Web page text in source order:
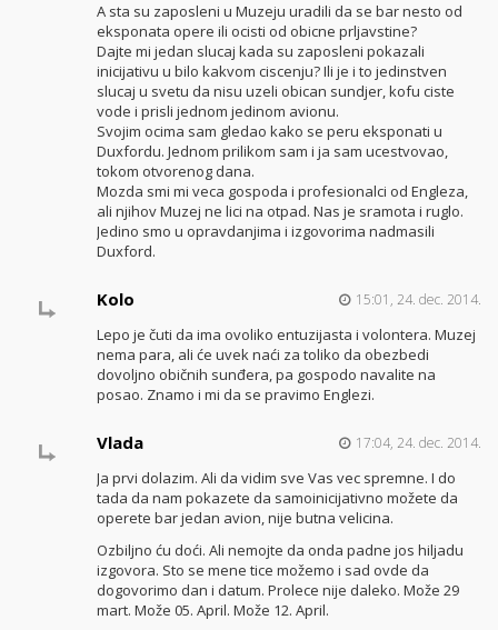
A sta su zaposleni u Muzeju uradili da se bar nesto od
eksponata opere ili ocisti od obicne prljavstine?
Dajte mi jedan slucaj kada su zaposleni pokazali
inicijativu u bilo kakvom ciscenju? Ili je i to jedinstven
slucaj u svetu da nisu uzeli obican sundjer, kofu ciste
vode i prisli jednom jedinom avionu.
Svojim ocima sam gledao kako se peru eksponati u
Duxfordu. Jednom prilikom sam i ja sam ucestvovao,
tokom otvorenog dana.
Mozda smi mi veca gospoda i profesionalci od Engleza,
ali njihov Muzej ne lici na otpad. Nas je sramota i ruglo.
Jedino smo u opravdanjima i izgovorima nadmasili
Duxford.
Kolo 15:01, 24. dec. 2014.
Lepo je čuti da ima ovoliko entuzijasta i volontera. Muzej
nema para, ali će uvek naći za toliko da obezbedi
dovoljno običnih sunđera, pa gospodo navalite na
posao. Znamo i mi da se pravimo Englezi.
Vlada 17:04, 24. dec. 2014.
Ja prvi dolazim. Ali da vidim sve Vas vec spremne. I do
tada da nam pokazete da samoinicijativno možete da
operete bar jedan avion, nije butna velicina.
Ozbiljno ću doći. Ali nemojte da onda padne jos hiljadu
izgovora. Sto se mene tice možemo i sad ovde da
dogovorimo dan i datum. Prolece nije daleko. Može 29
mart. Može 05. April. Može 12. April.